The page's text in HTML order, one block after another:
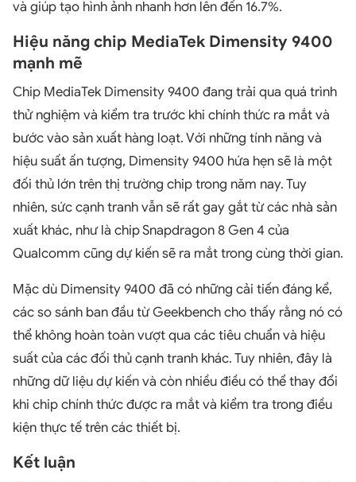
và giúp tạo hình ảnh nhanh hơn lên đến 16.7%.
Hiệu năng chip MediaTek Dimensity 9400
mạnh mẽ
Chip MediaTek Dimensity 9400 đang trải qua quá trình
thử nghiệm và kiểm tra trước khi chính thức ra mắt và
bước vào sản xuất hàng loạt. Với những tính năng và
hiệu suất ấn tượng, Dimensity 9400 hứa hẹn sẽ là một
đối thủ lớn trên thị trường chip trong năm nay. Tuy
nhiên, sức cạnh tranh vẫn sẽ rất gay gắt từ các nhà sản
xuất khác, như là chip Snapdragon 8 Gen 4 của
Qualcomm cũng dự kiến sẽ ra mắt trong cùng thời gian.
Mặc dù Dimensity 9400 đã có những cải tiến đáng kể,
các so sánh ban đầu từ Geekbench cho thấy rằng nó có
thể không hoàn toàn vượt qua các tiêu chuẩn và hiệu
suất của các đối thủ cạnh tranh khác. Tuy nhiên, đây là
những dữ liệu dự kiến và còn nhiều điều có thể thay đổi
khi chip chính thức được ra mắt và kiểm tra trong điều
kiện thực tế trên các thiết bị.
Kết luận